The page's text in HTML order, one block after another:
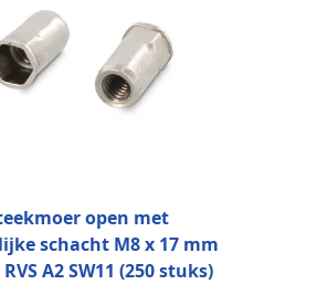
open met
schacht M8 x 17 mm
A2 SW11 (250 stuks)